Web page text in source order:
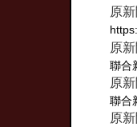
原
原
聯合
原
聯合
原